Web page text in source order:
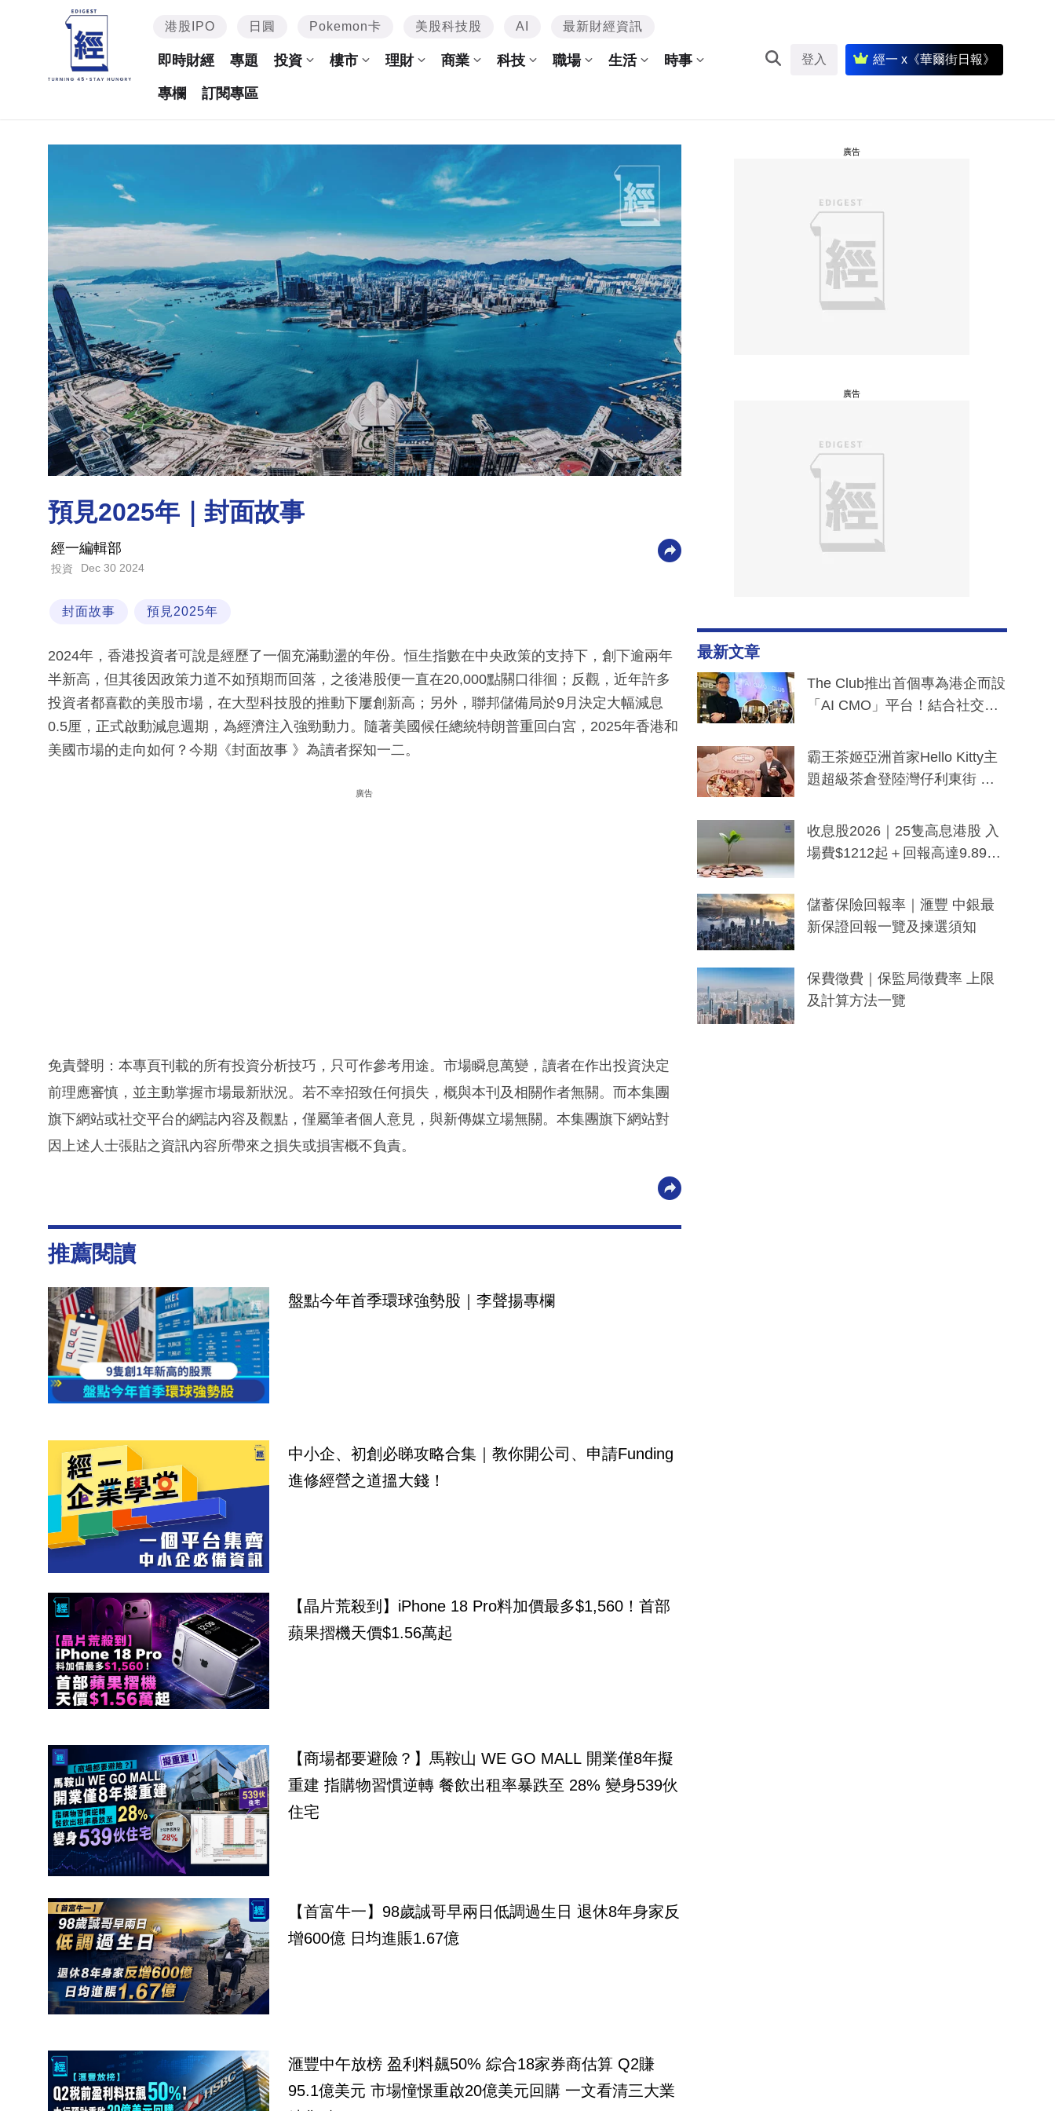
港股IPO 日圓 Pokemon卡 美股科技股 AI 最新財經資訊
即時財經 專題 投資 樓市 理財 商業 科技 職場 生活 時事
專欄 訂閱專區
登入 經一 x《華爾街日報》
預見2025年｜封面故事
經一編輯部
投資 Dec 30 2024
封面故事 預見2025年
2024年，香港投資者可說是經歷了一個充滿動盪的年份。恒生指數在中央政策的支持下，創下逾兩年
半新高，但其後因政策力道不如預期而回落，之後港股便一直在20,000點關口徘徊；反觀，近年許多
投資者都喜歡的美股市場，在大型科技股的推動下屢創新高；另外，聯邦儲備局於9月決定大幅減息
0.5厘，正式啟動減息週期，為經濟注入強勁動力。隨著美國候任總統特朗普重回白宮，2025年香港和
美國市場的走向如何？今期《封面故事 》為讀者探知一二。
廣告
免責聲明：本專頁刊載的所有投資分析技巧，只可作參考用途。市場瞬息萬變，讀者在作出投資決定
前理應審慎，並主動掌握市場最新狀況。若不幸招致任何損失，概與本刊及相關作者無關。而本集團
旗下網站或社交平台的網誌內容及觀點，僅屬筆者個人意見，與新傳媒立場無關。本集團旗下網站對
因上述人士張貼之資訊內容所帶來之損失或損害概不負責。
推薦閱讀
盤點今年首季環球強勢股｜李聲揚專欄
中小企、初創必睇攻略合集｜教你開公司、申請Funding
進修經營之道搵大錢！
【晶片荒殺到】iPhone 18 Pro料加價最多$1,560！首部
蘋果摺機天價$1.56萬起
【商場都要避險？】馬鞍山 WE GO MALL 開業僅8年擬
重建 指購物習慣逆轉 餐飲出租率暴跌至 28% 變身539伙
住宅
【首富牛一】98歲誠哥早兩日低調過生日 退休8年身家反
增600億 日均進賬1.67億
滙豐中午放榜 盈利料飆50% 綜合18家券商估算 Q2賺
95.1億美元 市場憧憬重啟20億美元回購 一文看清三大業
廣告
廣告
最新文章
The Club推出首個專為港企而設
「AI CMO」平台！結合社交聆
分鐘生成「貼地」宣傳短片
霸王茶姬亞洲首家Hello Kitty主
題超級茶倉登陸灣仔利東街 推
y及香港限定特調系列
收息股2026｜25隻高息港股 入
場費$1212起＋回報高達9.89
儲蓄保險回報率｜滙豐 中銀最
新保證回報一覽及揀選須知
保費徵費｜保監局徵費率 上限
及計算方法一覽